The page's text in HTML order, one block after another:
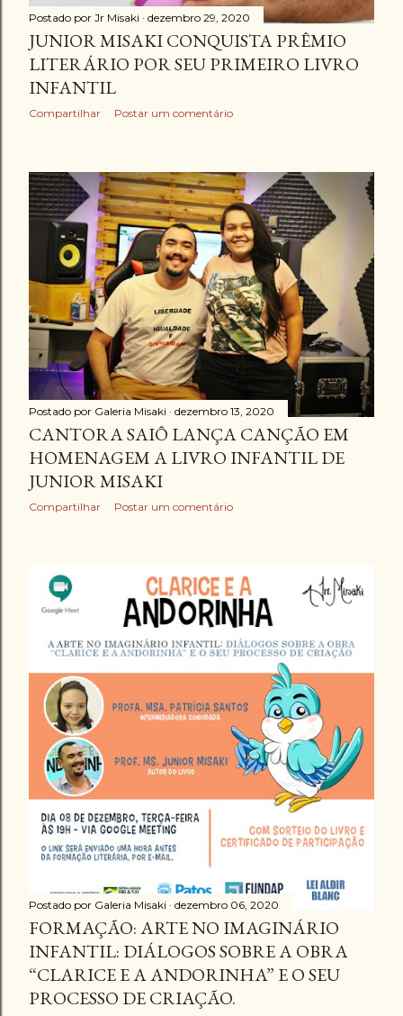
Postado por Jr Misaki dezembro 29, 2020
JUNIOR MISAKI CONQUISTA PRÊMIO
LITERÁRIO POR SEU PRIMEIRO LIVRO
INFANTIL
Compartilhar Postar um comentário
Postado por Galeria Misaki dezembro 13, 2020
CANTORA SAIÔ LANÇA CANÇÃO EM
HOMENAGEM A LIVRO INFANTIL DE
JUNIOR MISAKI
Compartilhar Postar um comentário
Postado por Galeria Misaki dezembro 06, 2020
FORMAÇÃO: ARTE NO IMAGINÁRIO
INFANTIL: DIÁLOGOS SOBRE A OBRA
“CLARICE E A ANDORINHA” E O SEU
PROCESSO DE CRIAÇÃO.